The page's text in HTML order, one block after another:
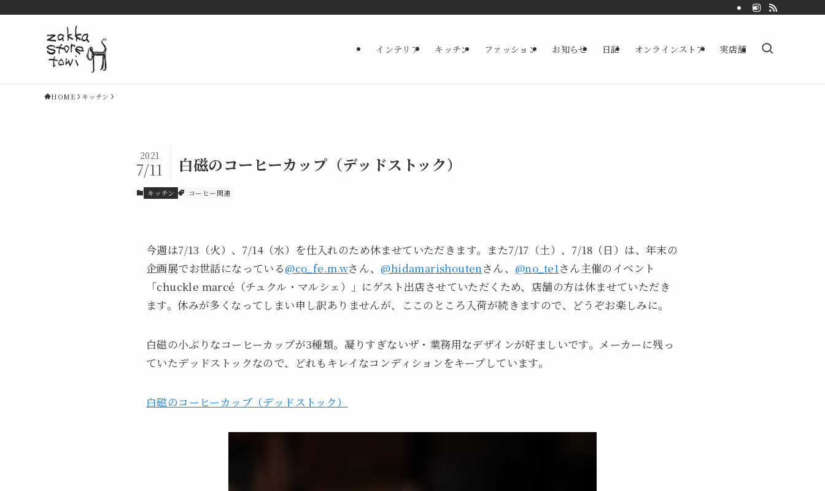
インテリア キッチン ファッション お知らせ 日記 オンラインストア 実店舗
HOME キッチン
白磁のコーヒーカップ（デッドストック）
2021
7/11
キッチン コーヒー関連
今週は7/13（火）、7/14（水）を仕入れのため休ませていただきます。また7/17（土）、7/18（日）は、年末の
企画展でお世話になっている@co_fe.m.wさん、 @hidamarishoutenさん、 @no_te1さん主催のイベント
「chuckle marcé（チュクル・マルシェ）」にゲスト出店させていただくため、店舗の方は休ませていただき
ます。休みが多くなってしまい申し訳ありませんが、ここのところ入荷が続きますので、どうぞお楽しみに。
白磁の小ぶりなコーヒーカップが3種類。凝りすぎないザ・業務用なデザインが好ましいです。メーカーに残っ
ていたデッドストックなので、どれもキレイなコンディションをキープしています。
白磁のコーヒーカップ（デッドストック）